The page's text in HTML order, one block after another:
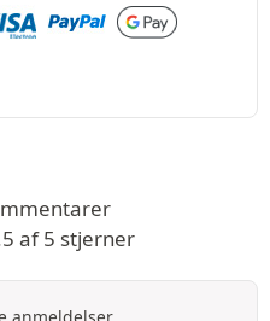
af 5 stjerner